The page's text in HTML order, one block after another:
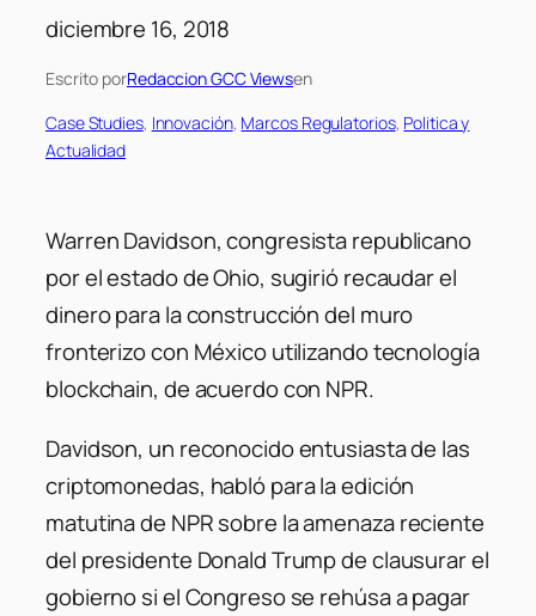
diciembre 16, 2018
Escrito porRedaccion GCC Viewsen
Case Studies, Innovación, Marcos Regulatorios, Politica y
Actualidad
Warren Davidson, congresista republicano
por el estado de Ohio, sugirió recaudar el
dinero para la construcción del muro
fronterizo con México utilizando tecnología
blockchain, de acuerdo con NPR.
Davidson, un reconocido entusiasta de las
criptomonedas, habló para la edición
matutina de NPR sobre la amenaza reciente
del presidente Donald Trump de clausurar el
gobierno si el Congreso se rehúsa a pagar